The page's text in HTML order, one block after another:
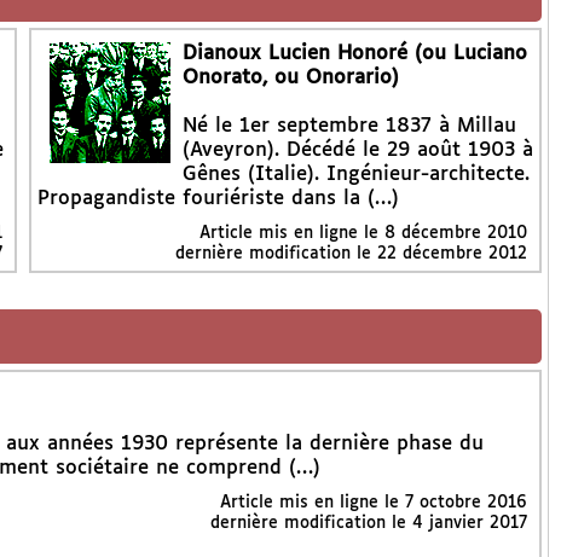
Dianoux Lucien Honoré (ou Luciano
Onorato, ou Onorario)
Né le 1er septembre 1837 à Millau
(Aveyron). Décédé le 29 août 1903 à
Gênes (Italie). Ingénieur-architecte.
Propagandiste fouriériste dans la (…)
Article mis en ligne le 8 décembre 2010
dernière modification le 22 décembre 2012
années 1930 représente la dernière phase du
sociétaire ne comprend (…)
Article mis en ligne le 7 octobre 2016
dernière modification le 4 janvier 2017